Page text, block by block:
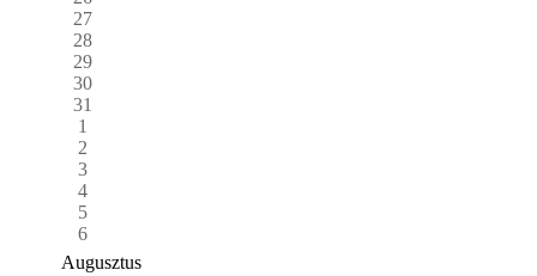
27
28
29
30
31
1
2
3
4
5
6
Augusztus